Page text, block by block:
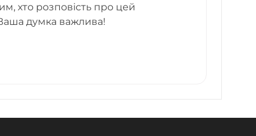
хто розповість про цей
думка важлива!